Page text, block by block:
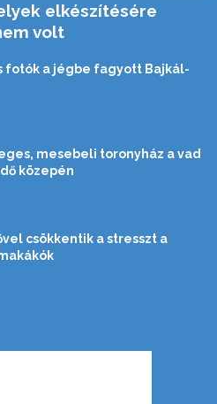
elkészítésére
volt
fotók a jégbe fagyott Bajkál-
mesebeli toronyház a vad
közepén
csökkentik a stresszt a